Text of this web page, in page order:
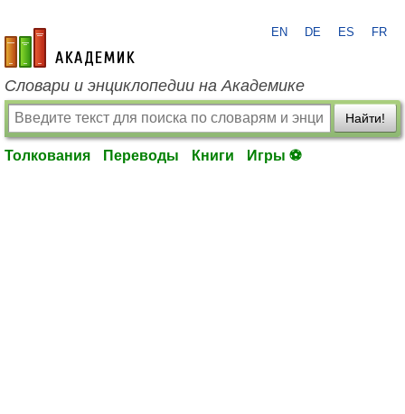
academic.ru
EN DE ES FR
Словари и энциклопедии на Академике
Найти!
Толкования Переводы Книги Игры ⚽